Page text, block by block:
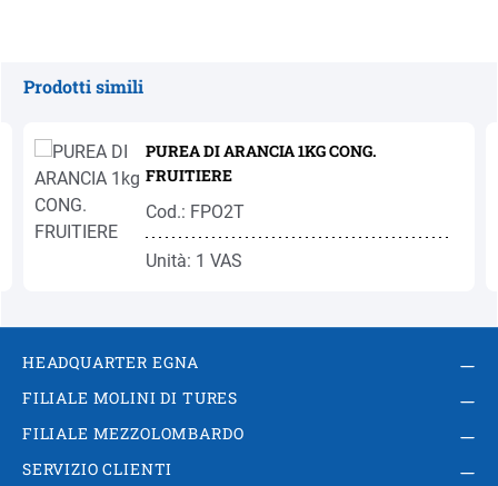
Prodotti simili
PUREA DI ARANCIA 1KG CONG.
FRUITIERE
Cod.: FPO2T
Unità: 1 VAS
HEADQUARTER EGNA
FILIALE MOLINI DI TURES
FILIALE MEZZOLOMBARDO
SERVIZIO CLIENTI